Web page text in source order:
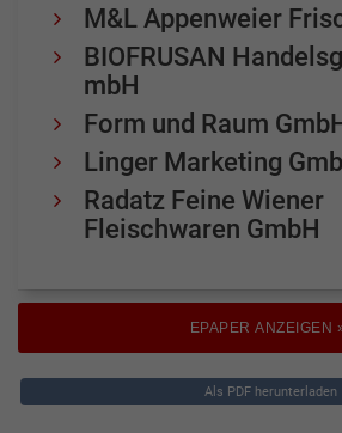
M&L Appenweier
BIOFRUSAN
mbH
Form und Raum
Linger Marketing
Radatz Feine Wiener
Fleischwaren GmbH
EPAPER ANZEIGEN
Als PDF herunterladen